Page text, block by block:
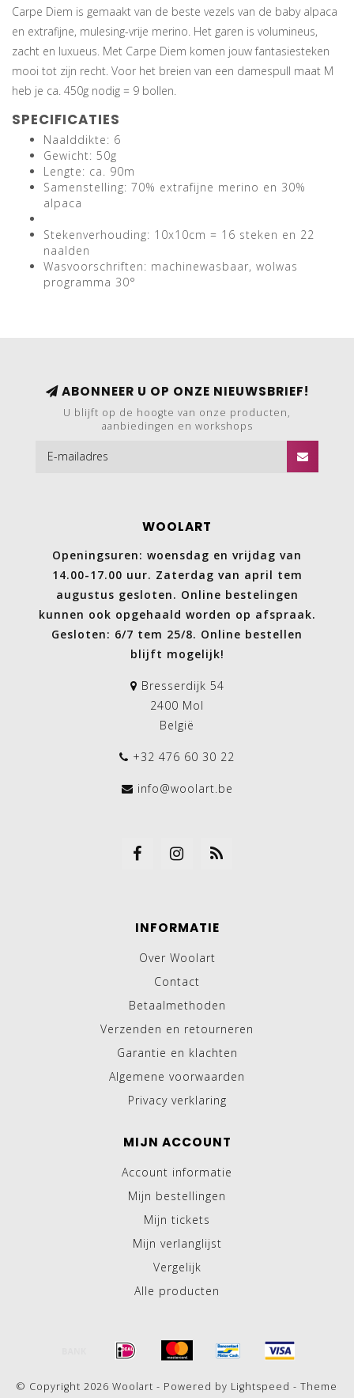
Carpe Diem is gemaakt van de beste vezels van de baby alpaca
en extrafijne, mulesing-vrije merino. Het garen is volumineus,
zacht en luxueus. Met Carpe Diem komen jouw fantasiesteken
mooi tot zijn recht. Voor het breien van een damespull maat M
heb je ca. 450g nodig = 9 bollen.
SPECIFICATIES
Naalddikte: 6
Gewicht: 50g
Lengte: ca. 90m
Samenstelling: 70% extrafijne merino en 30%
alpaca
Stekenverhouding: 10x10cm = 16 steken en 22
naalden
Wasvoorschriften: machinewasbaar, wolwas
programma 30°
ABONNEER U OP ONZE NIEUWSBRIEF!
U blijft op de hoogte van onze producten,
aanbiedingen en workshops
WOOLART
Openingsuren: woensdag en vrijdag van
14.00-17.00 uur. Zaterdag van april tem
augustus gesloten. Online bestelingen
kunnen ook opgehaald worden op afspraak.
Gesloten: 6/7 tem 25/8. Online bestellen
blijft mogelijk!
Bresserdijk 54
2400 Mol
België
+32 476 60 30 22
info@woolart.be
INFORMATIE
Over Woolart
Contact
Betaalmethoden
Verzenden en retourneren
Garantie en klachten
Algemene voorwaarden
Privacy verklaring
MIJN ACCOUNT
Account informatie
Mijn bestellingen
Mijn tickets
Mijn verlanglijst
Vergelijk
Alle producten
© Copyright 2026 Woolart - Powered by Lightspeed - Theme